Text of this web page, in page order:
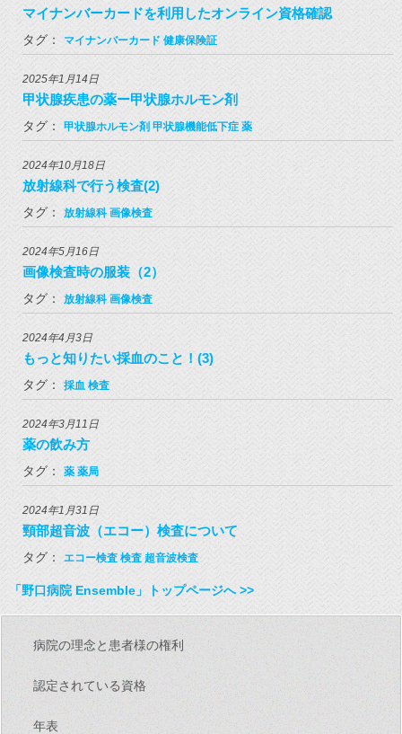
マイナンバーカードを利用したオンライン資格確認
タグ： マイナンバーカード 健康保険証
2025年1月14日
甲状腺疾患の薬ー甲状腺ホルモン剤
タグ： 甲状腺ホルモン剤 甲状腺機能低下症 薬
2024年10月18日
放射線科で行う検査(2)
タグ： 放射線科 画像検査
2024年5月16日
画像検査時の服装（2）
タグ： 放射線科 画像検査
2024年4月3日
もっと知りたい採血のこと！(3)
タグ： 採血 検査
2024年3月11日
薬の飲み方
タグ： 薬 薬局
2024年1月31日
頸部超音波（エコー）検査について
タグ： エコー検査 検査 超音波検査
「野口病院 Ensemble」トップページへ >>
病院の理念と患者様の権利
認定されている資格
年表